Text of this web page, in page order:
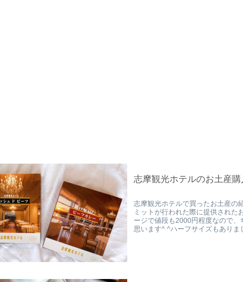
志摩観光ホテルのお土産購
志摩観光ホテルで買ったお土産の
ミットが行われた際に提供された
ージで値段も2000円程度なので、
思います^ ^ハーフサイズもありま